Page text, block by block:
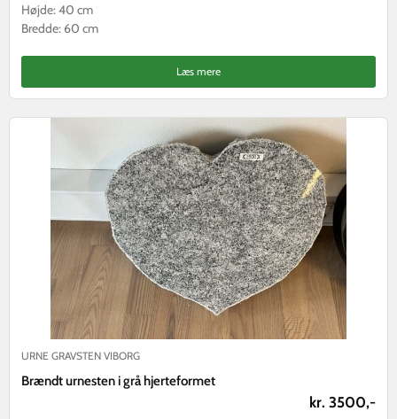
Højde: 40 cm
Bredde: 60 cm
Læs mere
URNE GRAVSTEN VIBORG
Brændt urnesten i grå hjerteformet
kr. 3500,-